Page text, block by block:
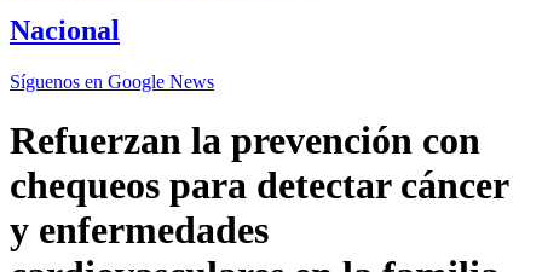
Nacional
Síguenos en Google News
Refuerzan la prevención con
chequeos para detectar cáncer
y enfermedades